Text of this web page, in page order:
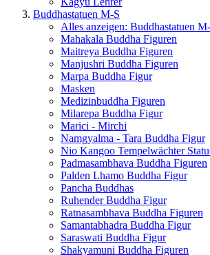
Buddhastatuen M-S
Alles anzeigen: Buddhastatuen
Mahakala Buddha Figuren
Maitreya Buddha Figuren
Manjushri Buddha Figuren
Marpa Buddha Figur
Masken
Medizinbuddha Figuren
Milarepa Buddha Figur
Marici - Mirchi
Namgyalma - Tara Buddha Figur
Nio Kangoo Tempelwächter
Padmasambhava Buddha Figuren
Palden Lhamo Buddha Figur
Pancha Buddhas
Ruhender Buddha Figur
Ratnasambhava Buddha Figuren
Samantabhadra Buddha Figur
Saraswati Buddha Figur
Shakyamuni Buddha Figuren